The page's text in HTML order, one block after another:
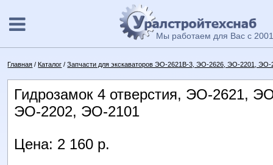
Мы работаем для Вас с
Главная /Каталог /Запчасти для экскаваторов ЭО-2621В-3, ЭО-2626, ЭО-2201,
Гидрозамок 4 отверстия, ЭО-2621,
ЭО-2202, ЭО-2101
Цена: 2 160 р.